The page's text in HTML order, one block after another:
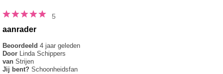
5
aanrader
Beoordeeld 4 jaar geleden
Door Linda Schippers
van Strijen
Jij bent? Schoonheidsfan